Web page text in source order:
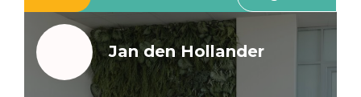
Jan den Hollander